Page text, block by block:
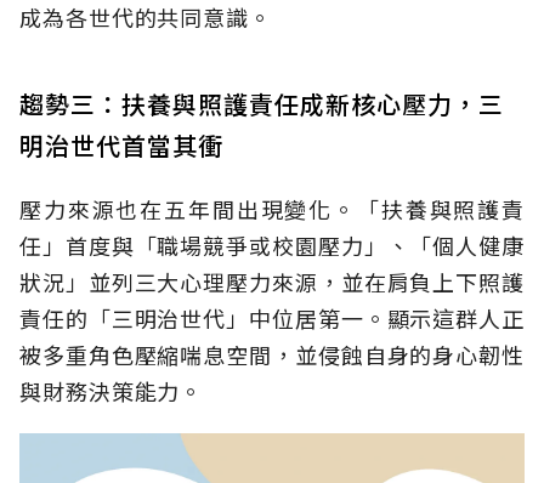
成為各世代的共同意識。
趨勢三：扶養與照護責任成新核心壓力，三
明治世代首當其衝
壓力來源也在五年間出現變化。「扶養與照護責
任」首度與「職場競爭或校園壓力」、「個人健康
狀況」並列三大心理壓力來源，並在肩負上下照護
責任的「三明治世代」中位居第一。顯示這群人正
被多重角色壓縮喘息空間，並侵蝕自身的身心韌性
與財務決策能力。